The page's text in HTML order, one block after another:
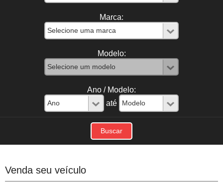
Marca:
Modelo:
Ano / Modelo:
até
Venda seu veículo